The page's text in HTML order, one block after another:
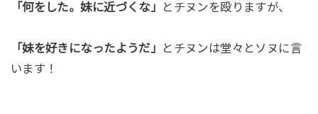
「何をした。妹に近づくな」 とチヌンを殴りますが、
「妹を好きになったようだ」
とチヌンは堂々とソヌに言
います！